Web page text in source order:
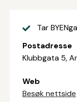
Tar
Postadresse
Klubbgata 5,
Web
Besøk nettside